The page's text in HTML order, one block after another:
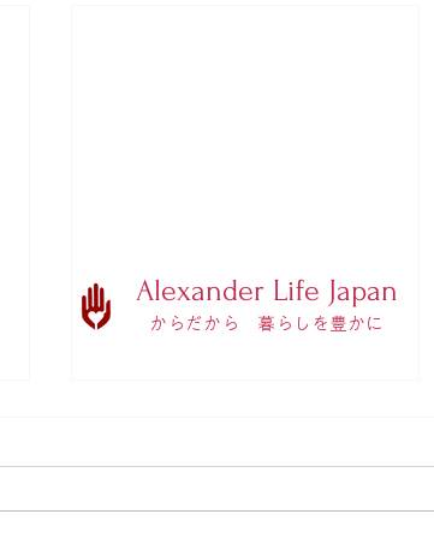
Alexander Life Japan
からだから 暮らしを豊かに